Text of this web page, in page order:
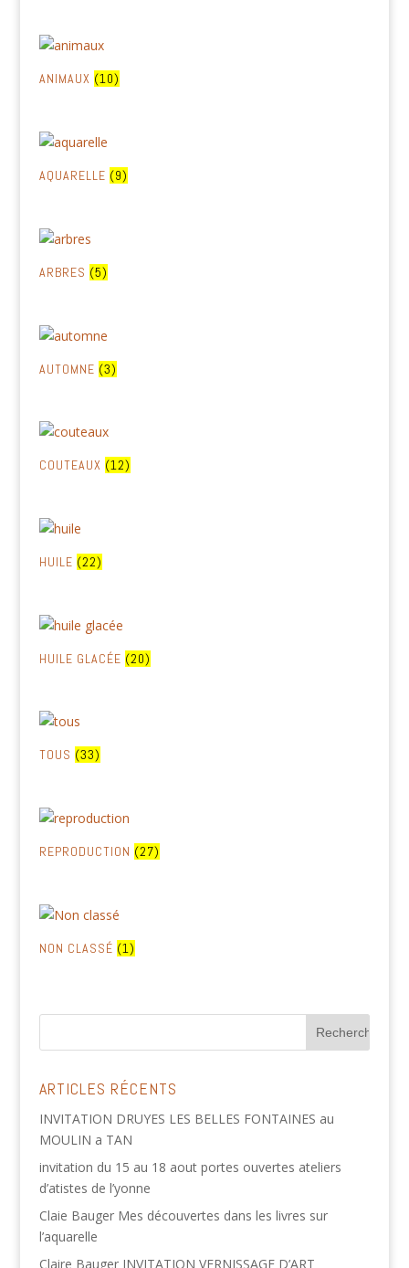
ANIMAUX (10)
AQUARELLE (9)
ARBRES (5)
AUTOMNE (3)
COUTEAUX (12)
HUILE (22)
HUILE GLACÉE (20)
TOUS (33)
REPRODUCTION (27)
NON CLASSÉ (1)
ARTICLES RÉCENTS
INVITATION DRUYES LES BELLES FONTAINES au
MOULIN a TAN
invitation du 15 au 18 aout portes ouvertes ateliers
d’atistes de l’yonne
Claie Bauger Mes découvertes dans les livres sur
l’aquarelle
Claire Bauger INVITATION VERNISSAGE D’ART